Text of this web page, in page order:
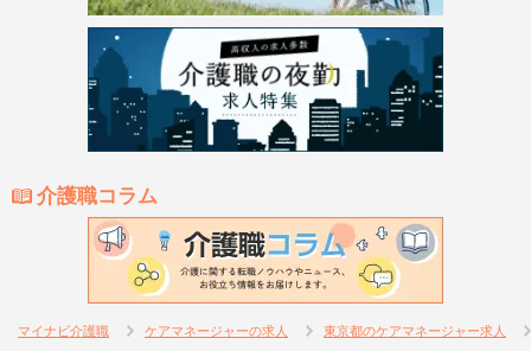
介護職コラム
マイナビ介護職 ケアマネージャーの求人 東京都のケアマネージャー求人